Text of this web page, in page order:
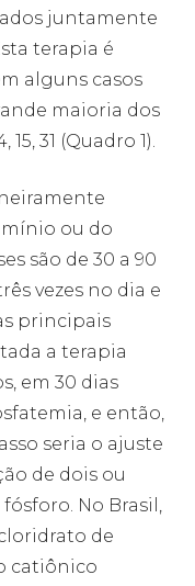
juntamente
terapia é
alguns casos
maioria dos
31 (Quadro 1).
ou do
são de 30 a 90
vezes no dia e
principais
a terapia
em 30 dias
e então,
seria o ajuste
de dois ou
No Brasil,
de
catiônico